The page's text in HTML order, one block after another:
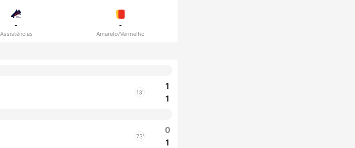
-
Assistências
-
Amarelo/Vermelho
13'
1
1
73'
0
1